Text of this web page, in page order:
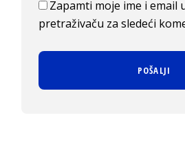
Zapamti moje ime i email
pretraživaču za sledeći